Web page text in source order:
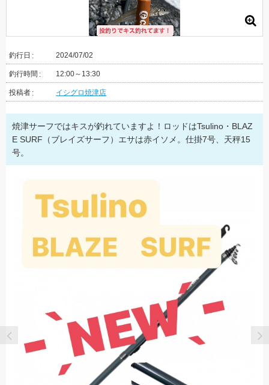
釣行日 2024/07/02
釣行時間 12:00～13:30
投稿者 イシグロ焼津店
焼津サーフではキスが釣れていますよ！ロッドはTsulino・BLAZ
E SURF（ブレイズサーフ）エサは赤イソメ。仕掛7号、天秤15
号。